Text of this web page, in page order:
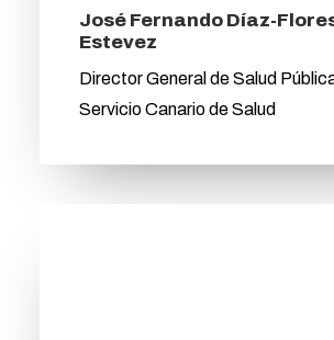
José Fernando Díaz-
Estevez
Director General de Salud
Servicio Canario de Salud